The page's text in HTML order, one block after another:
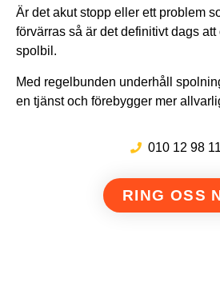
Är det akut stopp eller ett problem
förvärras så är det definitivt dags
spolbil.
Med regelbunden underhåll
en tjänst och förebygger mer
010 12 98
RING OSS